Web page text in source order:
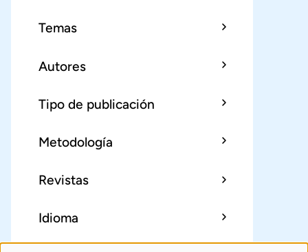
Temas
Autores
Tipo de publicación
Metodología
Revistas
Idioma